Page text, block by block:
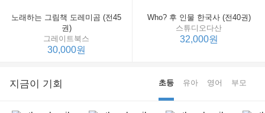
노래하는 그림책 도레미곰 (전45
권)
그레이트북스
30,000원
Who? 후 인물 한국사 (전40권)
스튜디오다산
32,000원
지금이 기회 초등 유아 영어 부모